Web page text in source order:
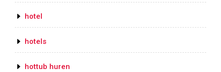
hotel
hotels
hottub huren